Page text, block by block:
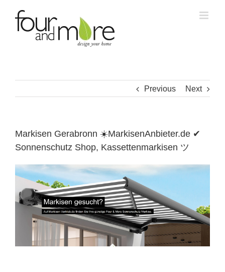
content
Previous Next
Markisen Gerabronn ☀️MarkisenAnbieter.de ✔
Sonnenschutz Shop, Kassettenmarkisen ツ